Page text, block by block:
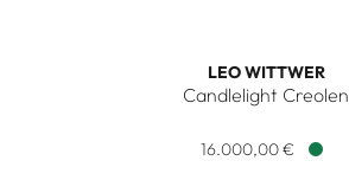
LEO WITTWER
Candlelight Creolen
16.000,00 €